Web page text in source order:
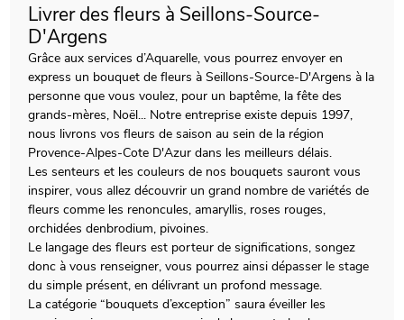
Livrer des fleurs à Seillons-Source-
D'Argens
Grâce aux services d’Aquarelle, vous pourrez envoyer en
express un bouquet de fleurs à Seillons-Source-D'Argens à la
personne que vous voulez, pour un baptême, la fête des
grands-mères, Noël... Notre entreprise existe depuis 1997,
nous livrons vos fleurs de saison au sein de la région
Provence-Alpes-Cote D'Azur dans les meilleurs délais.
Les senteurs et les couleurs de nos bouquets sauront vous
inspirer, vous allez découvrir un grand nombre de variétés de
fleurs comme les renoncules, amaryllis, roses rouges,
orchidées denbrodium, pivoines.
Le langage des fleurs est porteur de significations, songez
donc à vous renseigner, vous pourrez ainsi dépasser le stage
du simple présent, en délivrant un profond message.
La catégorie “bouquets d’exception” saura éveiller les